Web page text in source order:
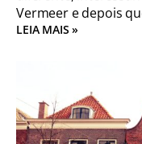
Vermeer e depois
LEIA MAIS »